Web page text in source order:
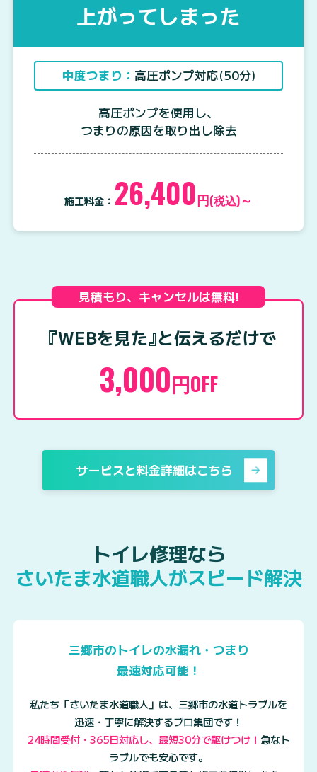
上がってしまった
中度つまり： 高圧ポンプ対応(50分)
高圧ポンプを使用し、
つまりの原因を取り出し除去
施工料金： 26,400円(税込)～
見積もり、キャンセルは無料!
『WEBを見た』と伝えるだけで
3,000円OFF
サービスと料金詳細はこちら
トイレ修理なら
さいたま水道職人がスピード解決
三郷市のトイレの水漏れ・つまり
最速対応可能！
私たち「さいたま水道職人」は、三郷市の水道トラブルを
迅速・丁寧に解決するプロ集団です！
24時間受付・365日対応し、最短30分で駆けつけ！ 急なト
ラブルでも安心です。